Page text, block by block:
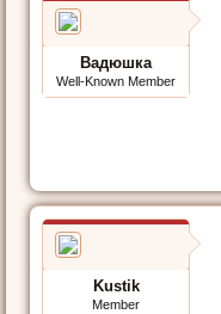
Вадюшка
Well-Known Member
Kustik
Member